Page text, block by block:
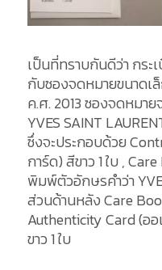
เป็นที่ทราบกันดีว่า กระ
กับซองจดหมายขนาดเ
ค.ศ. 2013 ซองจดหมา
YVES SAINT
ซึ่งจะประกอบด้วย
การ์ด) สีขาว 1 ใบ ,
พิมพ์ตัวอักษรคำว่า
ส่วนด้านหลัง Care
Authenticity Card (อ
ขาว 1 ใบ